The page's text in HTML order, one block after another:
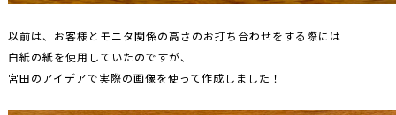
以前は、お客様とモニタ関係の高さのお打ち合わせをする際には
白紙の紙を使用していたのですが、
宮田のアイデアで実際の画像を使って作成しました！